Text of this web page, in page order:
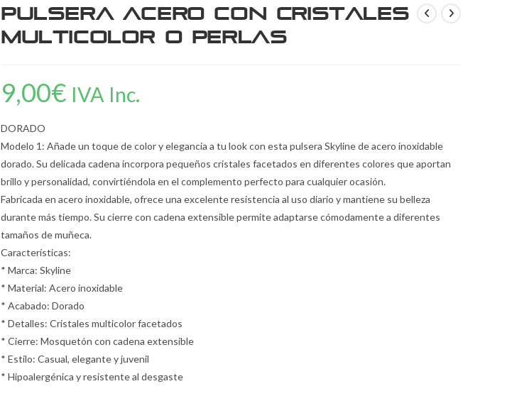
Pulsera Acero con Cristales
Multicolor o Perlas
9,00€ IVA Inc.
DORADO
Modelo 1: Añade un toque de color y elegancia a tu look con esta pulsera Skyline de acero inoxidable
dorado. Su delicada cadena incorpora pequeños cristales facetados en diferentes colores que aportan
brillo y personalidad, convirtiéndola en el complemento perfecto para cualquier ocasión.
Fabricada en acero inoxidable, ofrece una excelente resistencia al uso diario y mantiene su belleza
durante más tiempo. Su cierre con cadena extensible permite adaptarse cómodamente a diferentes
tamaños de muñeca.
Características:
* Marca: Skyline
* Material: Acero inoxidable
* Acabado: Dorado
* Detalles: Cristales multicolor facetados
* Cierre: Mosquetón con cadena extensible
* Estilo: Casual, elegante y juvenil
* Hipoalergénica y resistente al desgaste